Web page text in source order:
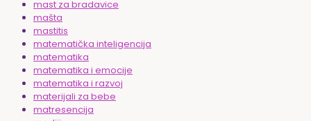
mast za bradavice
mašta
mastitis
matematička inteligencija
matematika
matematika i emocije
matematika i razvoj
materijali za bebe
matresencija